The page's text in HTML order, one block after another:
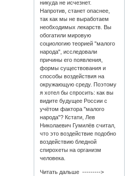
никуда не исчезнет.
Напротив, станет опаснее,
так как мы не выработаем
необходимых лекарств. Вы
обогатили мировую
социологию теорией "малого
народа", исследовали
причины его появления,
формы существования и
способы воздействия на
окружающую среду. Поэтому
я хотел бы спросить: как вы
видите будущее России с
учётом фактора "малого
народа"? Кстати, Лев
Николаевич Гумилёв считал,
что это воздействие подобно
воздействию бледной
спирохеты на организм
человека.
Читать дальше --------->